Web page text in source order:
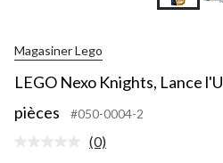
Magasiner Lego
LEGO Nexo Knights, Lance
pièces
#050-0004-2
Aucune
(0)